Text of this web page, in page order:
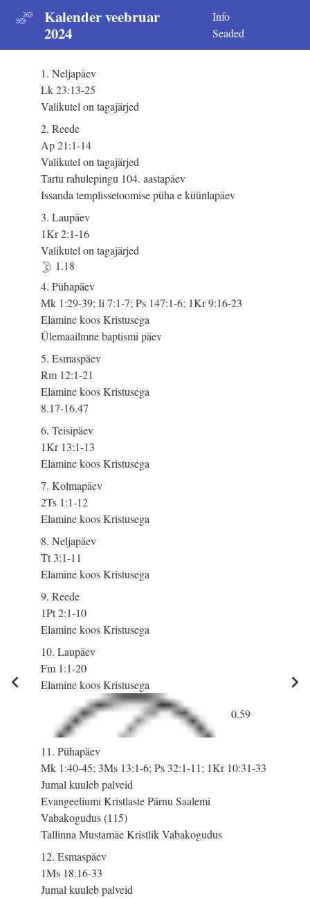
Kalender veebruar
2024
Info
Seaded
1. Neljapäev
Lk 23:13-25
Valikutel on tagajärjed
2. Reede
Ap 21:1-14
Valikutel on tagajärjed
Tartu rahulepingu 104. aastapäev
Issanda templissetoomise püha e küünlapäev
3. Laupäev
1Kr 2:1-16
Valikutel on tagajärjed
1.18
4. Pühapäev
Mk 1:29-39; Ii 7:1-7; Ps 147:1-6; 1Kr 9:16-23
Elamine koos Kristusega
Ülemaailmne baptismi päev
5. Esmaspäev
Rm 12:1-21
Elamine koos Kristusega
8.17-16.47
6. Teisipäev
1Kr 13:1-13
Elamine koos Kristusega
7. Kolmapäev
2Ts 1:1-12
Elamine koos Kristusega
8. Neljapäev
Tt 3:1-11
Elamine koos Kristusega
9. Reede
1Pt 2:1-10
Elamine koos Kristusega
10. Laupäev
Fm 1:1-20
Elamine koos Kristusega
0.59
11. Pühapäev
Mk 1:40-45; 3Ms 13:1-6; Ps 32:1-11; 1Kr 10:31-33
Jumal kuuleb palveid
Evangeeliumi Kristlaste Pärnu Saalemi
Vabakogudus (115)
Tallinna Mustamäe Kristlik Vabakogudus
12. Esmaspäev
1Ms 18:16-33
Jumal kuuleb palveid